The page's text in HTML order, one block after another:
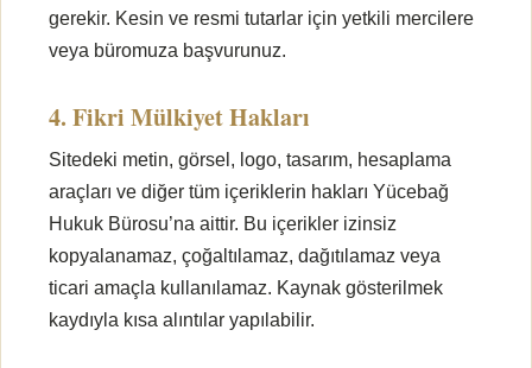
gerekir. Kesin ve resmi tutarlar için yetkili mercilere
veya büromuza başvurunuz.
4. Fikri Mülkiyet Hakları
Sitedeki metin, görsel, logo, tasarım, hesaplama
araçları ve diğer tüm içeriklerin hakları Yücebağ
Hukuk Bürosu’na aittir. Bu içerikler izinsiz
kopyalanamaz, çoğaltılamaz, dağıtılamaz veya
ticari amaçla kullanılamaz. Kaynak gösterilmek
kaydıyla kısa alıntılar yapılabilir.